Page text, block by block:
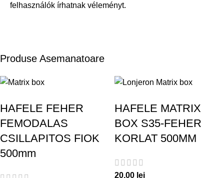
felhasználók írhatnak véleményt.
Produse Asemanatoare
HAFELE FEHER
FEMODALAS
CSILLAPITOS FIOK
500mm
HAFELE MATRIX
BOX S35-FEHER
KORLAT 500MM
20,00 lei